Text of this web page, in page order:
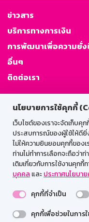
นโยบายการใช้คุกกี้
เว็บไซต์ของเราจะจัดเก็บ
ประสบการณ์ของผู้ใช้ให้ดียิ่
ไม่ให้ความยินยอมคุกกี้ของ
ท่านไม่ทำการเลือกจะถือว่
เติมเกี่ยวกับการใช้งานคุกกี้
บุคคล และประกาศนโยบา
คุกกี้ที่จำเป็น
คุกกี้เพื่อช่วยในการ
ข่าวสาร
บริการทางการเงิน
การพัฒนาเพื่อความยั่
อื่นๆ
ติดต่อเรา
ส
Web HR
เ